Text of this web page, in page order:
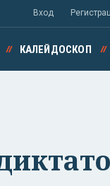
Вход
КАЛЕЙДОСКОП